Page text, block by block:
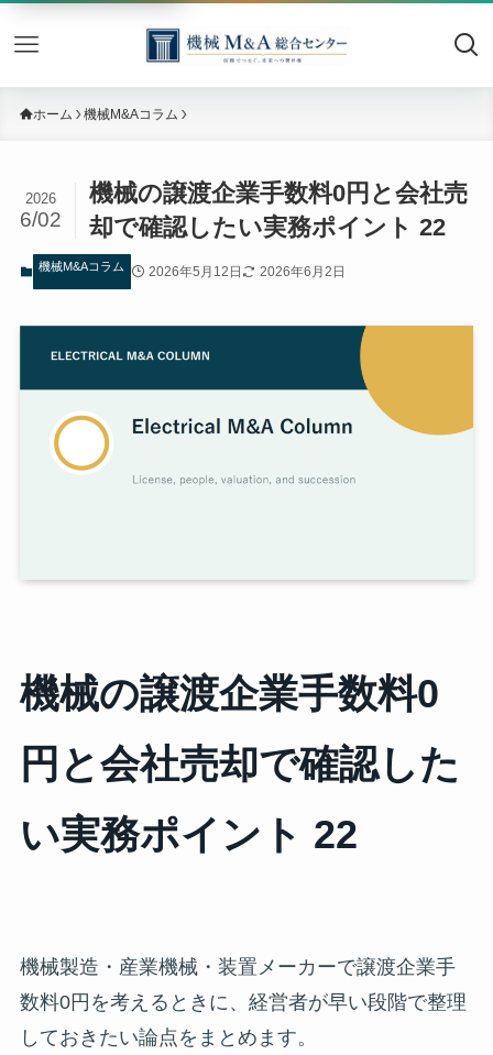
機械
ホーム 機械M&Aコラム
機械の譲渡企業手数料0円と会社売
却で確認したい実務ポイント 22
2026
6/02
機械M&Aコラム 2026年5月12日 2026年6月2日
機械の譲渡企業手数料0
円と会社売却で確認した
い実務ポイント 22
機械製造・産業機械・装置メーカーで譲渡企業手
数料0円を考えるときに、経営者が早い段階で整理
しておきたい論点をまとめます。